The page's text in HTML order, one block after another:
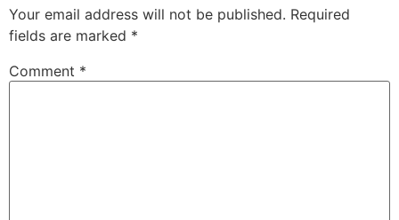
Your email address will not be published. Required
fields are marked *
Comment *